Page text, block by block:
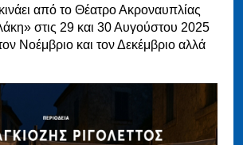
από το Θέατρο Ακροναυπλίας
στις 29 και 30 Αυγούστου 2025
τον Νοέμβριο και τον Δεκέμβριο αλλά